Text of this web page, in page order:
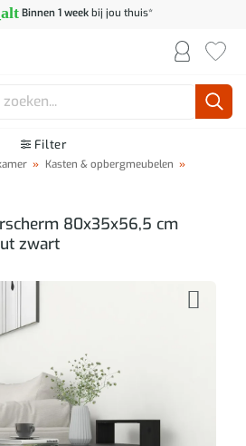
Binnen 1 weekbij jou thuis*
Filter
» Kasten & opbergmeubelen »
80x35x56,5 cm
zwart